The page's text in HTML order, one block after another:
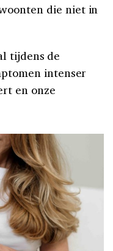
die niet in
tijdens de
intenser
en onze